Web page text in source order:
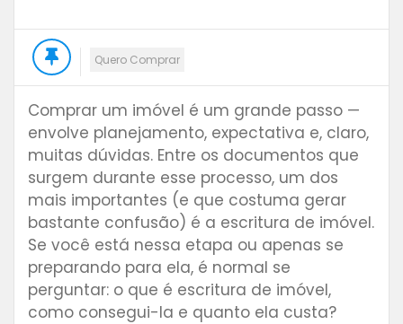
Quero Comprar
Comprar um imóvel é um grande passo —
envolve planejamento, expectativa e, claro,
muitas dúvidas. Entre os documentos que
surgem durante esse processo, um dos
mais importantes (e que costuma gerar
bastante confusão) é a escritura de imóvel.
Se você está nessa etapa ou apenas se
preparando para ela, é normal se
perguntar: o que é escritura de imóvel,
como consegui-la e quanto ela custa?